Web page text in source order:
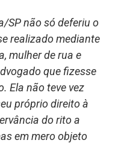
SP não só deferiu o
realizado mediante
mulher de rua e
que fizesse
Ela não teve vez
próprio direito à
do rito a
em mero objeto